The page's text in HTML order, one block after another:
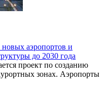
новых аэропортов и
до 2030 года
проект по созданию
зонах. Аэропорты